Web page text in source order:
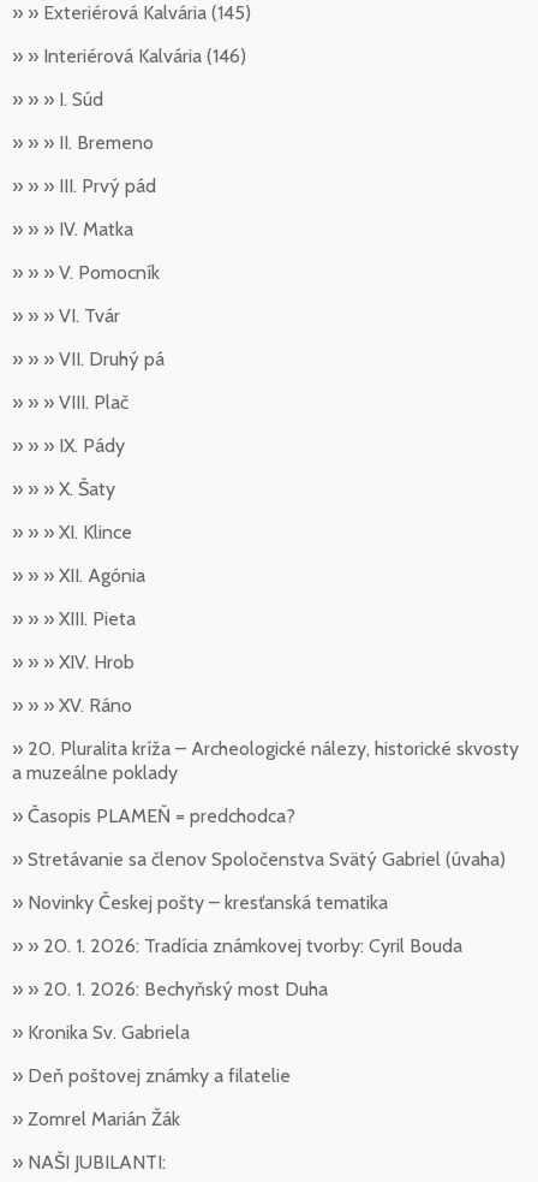
» » Exteriérová Kalvária (145)
» » Interiérová Kalvária (146)
» » » I. Súd
» » » II. Bremeno
» » » III. Prvý pád
» » » IV. Matka
» » » V. Pomocník
» » » VI. Tvár
» » » VII. Druhý pá
» » » VIII. Plač
» » » IX. Pády
» » » X. Šaty
» » » XI. Klince
» » » XII. Agónia
» » » XIII. Pieta
» » » XIV. Hrob
» » » XV. Ráno
» 20. Pluralita kríža – Archeologické nálezy, historické skvosty
a muzeálne poklady
» Časopis PLAMEŇ = predchodca?
» Stretávanie sa členov Spoločenstva Svätý Gabriel (úvaha)
» Novinky Českej pošty – kresťanská tematika
» » 20. 1. 2026: Tradícia známkovej tvorby: Cyril Bouda
» » 20. 1. 2026: Bechyňský most Duha
» Kronika Sv. Gabriela
» Deň poštovej známky a filatelie
» Zomrel Marián Žák
» NAŠI JUBILANTI: